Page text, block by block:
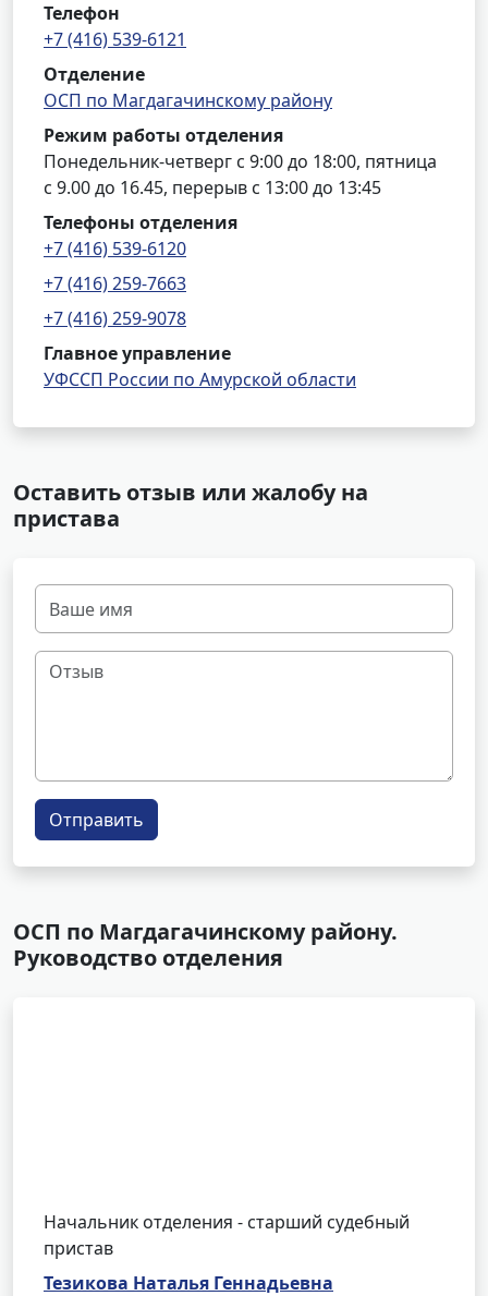
Телефон
+7 (416) 539-6121
Отделение
ОСП по Магдагачинскому району
Режим работы отделения
Понедельник-четверг с 9:00 до 18:00, пятница
с 9.00 до 16.45, перерыв с 13:00 до 13:45
Телефоны отделения
+7 (416) 539-6120
+7 (416) 259-7663
+7 (416) 259-9078
Главное управление
УФССП России по Амурской области
Оставить отзыв или жалобу на
пристава
Отправить
ОСП по Магдагачинскому району.
Руководство отделения
Начальник отделения - старший судебный
пристав
Тезикова Наталья Геннадьевна